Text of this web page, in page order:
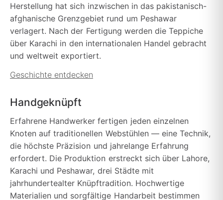
Herstellung hat sich inzwischen in das pakistanisch-
afghanische Grenzgebiet rund um Peshawar
verlagert. Nach der Fertigung werden die Teppiche
über Karachi in den internationalen Handel gebracht
und weltweit exportiert.
Geschichte entdecken
Handgeknüpft
Erfahrene Handwerker fertigen jeden einzelnen
Knoten auf traditionellen Webstühlen — eine Technik,
die höchste Präzision und jahrelange Erfahrung
erfordert. Die Produktion erstreckt sich über Lahore,
Karachi und Peshawar, drei Städte mit
jahrhundertealter Knüpftradition. Hochwertige
Materialien und sorgfältige Handarbeit bestimmen